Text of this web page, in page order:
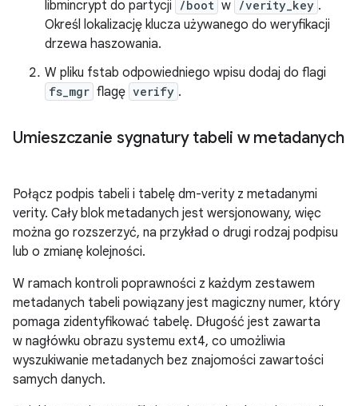
libmincrypt do partycji /boot w /verity_key .
Określ lokalizację klucza używanego do weryfikacji
drzewa haszowania.
W pliku fstab odpowiedniego wpisu dodaj do flagi
fs_mgr flagę verify .
Umieszczanie sygnatury tabeli w metadanych
Połącz podpis tabeli i tabelę dm-verity z metadanymi
verity. Cały blok metadanych jest wersjonowany, więc
można go rozszerzyć, na przykład o drugi rodzaj podpisu
lub o zmianę kolejności.
W ramach kontroli poprawności z każdym zestawem
metadanych tabeli powiązany jest magiczny numer, który
pomaga zidentyfikować tabelę. Długość jest zawarta
w nagłówku obrazu systemu ext4, co umożliwia
wyszukiwanie metadanych bez znajomości zawartości
samych danych.